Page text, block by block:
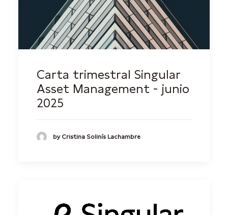
Carta trimestral Singular
Asset Management - junio
2025
by Cristina Solinís Lachambre